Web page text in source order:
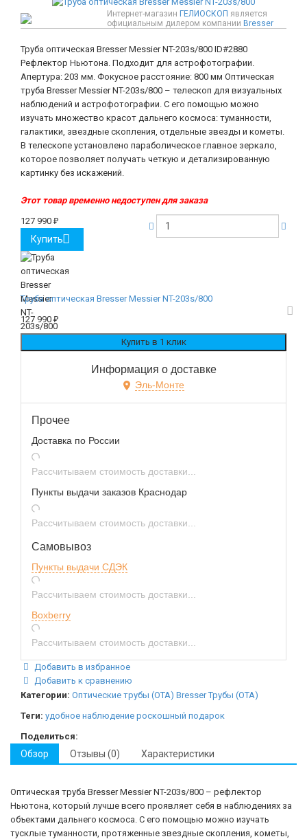
Интернет-магазин ГЕЛИОСКОП является
официальным дилером компании Bresser
Труба оптическая Bresser Messier NT-203s/800 ID#2880
Рефлектор Ньютона. Подходит для астрофотографии.
Апертура: 203 мм. Фокусное расстояние: 800 мм Оптическая
труба Bresser Messier NT-203s/800 – телескоп для визуальных
наблюдений и астрофотографии. С его помощью можно
изучать множество красот дальнего космоса: туманности,
галактики, звездные скопления, отдельные звезды и кометы.
В телескопе установлено параболическое главное зеркало,
которое позволяет получать четкую и детализированную
картинку без искажений.
Этот товар временно недоступен для заказа
127 990 ₽
Купить
Труба оптическая Bresser Messier NT-203s/800
127 990 ₽
Информация о доставке
Эль-Монте
Прочее
Доставка по России
Рассчитываем стоимость доставки...
Пункты выдачи заказов Краснодар
Рассчитываем стоимость доставки...
Самовывоз
Пункты выдачи СДЭК
Рассчитываем стоимость доставки...
Boxberry
Рассчитываем стоимость доставки...
Добавить в избранное
Добавить к сравнению
Категории: Оптические трубы (ОТА) Bresser Трубы (ОТА)
Теги: удобное наблюдение роскошный подарок
Поделиться:
Обзор Отзывы (0) Характеристики
Оптическая труба Bresser Messier NT-203s/800 – рефлектор
Ньютона, который лучше всего проявляет себя в наблюдениях за
объектами дальнего космоса. С его помощью можно изучать
тусклые туманности, протяженные звездные скопления, кометы,